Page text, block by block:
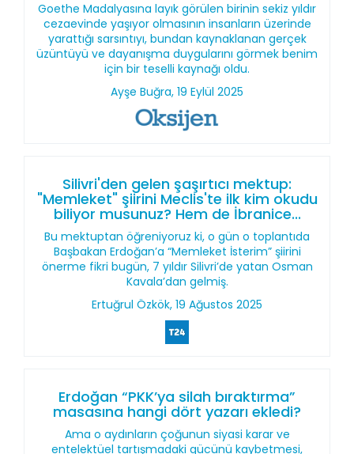
Goethe Madalyasına layık görülen birinin sekiz yıldır
cezaevinde yaşıyor olmasının insanların üzerinde
yarattığı sarsıntıyı, bundan kaynaklanan gerçek
üzüntüyü ve dayanışma duygularını görmek benim
için bir teselli kaynağı oldu.
Ayşe Buğra, 19 Eylül 2025
Silivri'den gelen şaşırtıcı mektup:
"Memleket" şiirini Meclis'te ilk kim okudu
biliyor musunuz? Hem de İbranice...
Bu mektuptan öğreniyoruz ki, o gün o toplantıda
Başbakan Erdoğan’a “Memleket İsterim” şiirini
önerme fikri bugün, 7 yıldır Silivri’de yatan Osman
Kavala’dan gelmiş.
Ertuğrul Özkök, 19 Ağustos 2025
Erdoğan “PKK’ya silah bıraktırma”
masasına hangi dört yazarı ekledi?
Ama o aydınların çoğunun siyasi karar ve
entelektüel tartışmadaki gücünü kaybetmesi,